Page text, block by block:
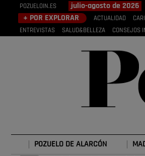
POZUELOIN.ES julio-agosto de 2026
+ POR EXPLORAR ACTUALIDAD
ENTREVISTAS
SALUD&BELLEZA CONSEJOS
POZUELO DE ALARCÓN